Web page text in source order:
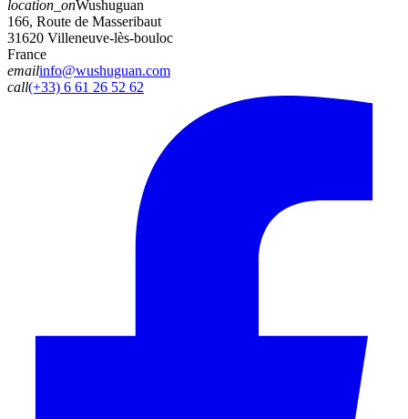
location_onWushuguan
166, Route de Masseribaut
31620 Villeneuve-lès-bouloc
France
emailinfo@wushuguan.com
call(+33) 6 61 26 52 62